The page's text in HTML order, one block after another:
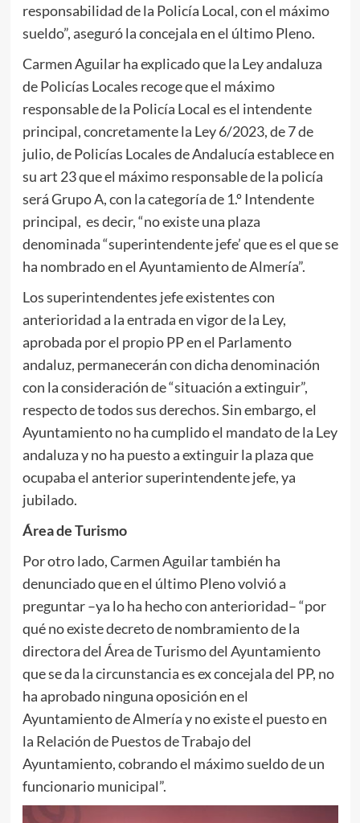
responsabilidad de la Policía Local, con el máximo
sueldo”, aseguró la concejala en el último Pleno.
Carmen Aguilar ha explicado que la Ley andaluza
de Policías Locales recoge que el máximo
responsable de la Policía Local es el intendente
principal, concretamente la Ley 6/2023, de 7 de
julio, de Policías Locales de Andalucía establece en
su art 23 que el máximo responsable de la policía
será Grupo A, con la categoría de 1.º Intendente
principal, es decir, “no existe una plaza
denominada “superintendente jefe’ que es el que se
ha nombrado en el Ayuntamiento de Almería”.
Los superintendentes jefe existentes con
anterioridad a la entrada en vigor de la Ley,
aprobada por el propio PP en el Parlamento
andaluz, permanecerán con dicha denominación
con la consideración de “situación a extinguir”,
respecto de todos sus derechos. Sin embargo, el
Ayuntamiento no ha cumplido el mandato de la Ley
andaluza y no ha puesto a extinguir la plaza que
ocupaba el anterior superintendente jefe, ya
jubilado.
Área de Turismo
Por otro lado, Carmen Aguilar también ha
denunciado que en el último Pleno volvió a
preguntar –ya lo ha hecho con anterioridad– “por
qué no existe decreto de nombramiento de la
directora del Área de Turismo del Ayuntamiento
que se da la circunstancia es ex concejala del PP, no
ha aprobado ninguna oposición en el
Ayuntamiento de Almería y no existe el puesto en
la Relación de Puestos de Trabajo del
Ayuntamiento, cobrando el máximo sueldo de un
funcionario municipal”.